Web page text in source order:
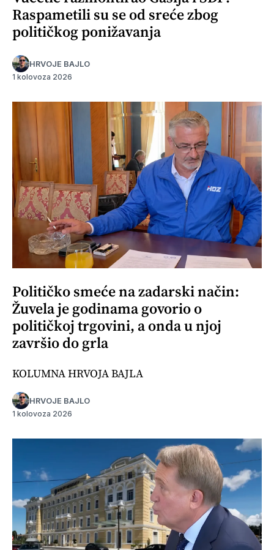
Raspametili su se od sreće zbog
političkog ponižavanja
HRVOJE BAJLO
1 kolovoza 2026
Političko smeće na zadarski način:
Žuvela je godinama govorio o
političkoj trgovini, a onda u njoj
završio do grla
KOLUMNA HRVOJA BAJLA
HRVOJE BAJLO
1 kolovoza 2026